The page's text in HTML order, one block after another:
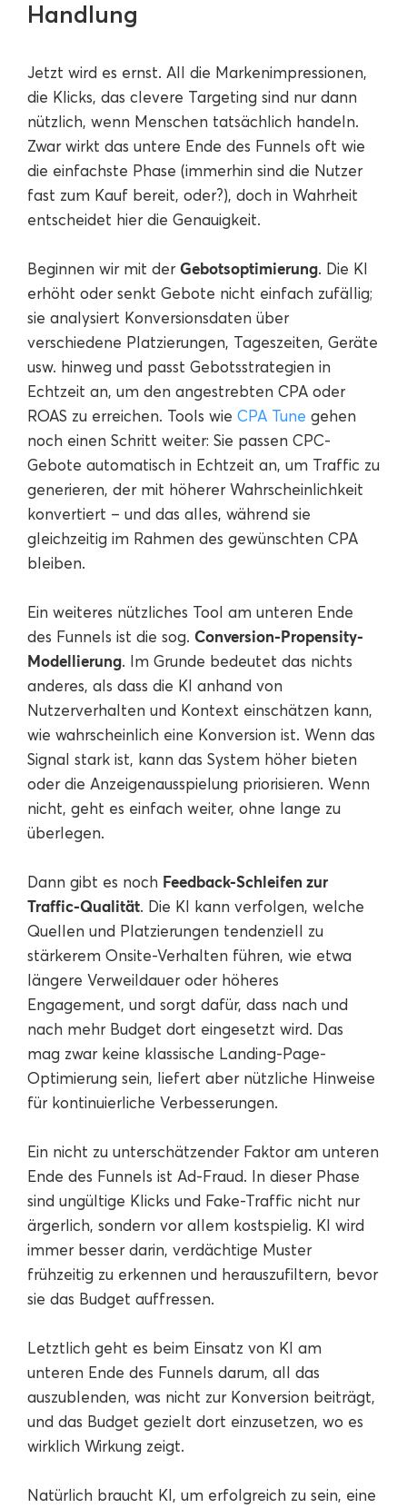
Handlung
Jetzt wird es ernst. All die Markenimpressionen,
die Klicks, das clevere Targeting sind nur dann
nützlich, wenn Menschen tatsächlich handeln.
Zwar wirkt das untere Ende des Funnels oft wie
die einfachste Phase (immerhin sind die Nutzer
fast zum Kauf bereit, oder?), doch in Wahrheit
entscheidet hier die Genauigkeit.
Beginnen wir mit derGebotsoptimierung. Die KI
erhöht oder senkt Gebote nicht einfach zufällig;
sie analysiert Konversionsdaten über
verschiedene Platzierungen, Tageszeiten, Geräte
usw. hinweg und passt Gebotsstrategien in
Echtzeit an, um den angestrebten CPA oder
ROAS zu erreichen. Tools wie CPA Tune gehen
noch einen Schritt weiter: Sie passen CPC-
Gebote automatisch in Echtzeit an, um Traffic zu
generieren, der mit höherer Wahrscheinlichkeit
konvertiert – und das alles, während sie
gleichzeitig im Rahmen des gewünschten CPA
bleiben.
Ein weiteres nützliches Tool am unteren Ende
des Funnels ist die sog. Conversion-Propensity-
Modellierung. Im Grunde bedeutet das nichts
anderes, als dass die KI anhand von
Nutzerverhalten und Kontext einschätzen kann,
wie wahrscheinlich eine Konversion ist. Wenn das
Signal stark ist, kann das System höher bieten
oder die Anzeigenausspielung priorisieren. Wenn
nicht, geht es einfach weiter, ohne lange zu
überlegen.
Dann gibt es noch Feedback-Schleifen zur
Traffic-Qualität. Die KI kann verfolgen, welche
Quellen und Platzierungen tendenziell zu
stärkerem Onsite-Verhalten führen, wie etwa
längere Verweildauer oder höheres
Engagement, und sorgt dafür, dass nach und
nach mehr Budget dort eingesetzt wird. Das
mag zwar keine klassische Landing-Page-
Optimierung sein, liefert aber nützliche Hinweise
für kontinuierliche Verbesserungen.
Ein nicht zu unterschätzender Faktor am unteren
Ende des Funnels ist Ad-Fraud. In dieser Phase
sind ungültige Klicks und Fake-Traffic nicht nur
ärgerlich, sondern vor allem kostspielig. KI wird
immer besser darin, verdächtige Muster
frühzeitig zu erkennen und herauszufiltern, bevor
sie das Budget auffressen.
Letztlich geht es beim Einsatz von KI am
unteren Ende des Funnels darum, all das
auszublenden, was nicht zur Konversion beiträgt,
und das Budget gezielt dort einzusetzen, wo es
wirklich Wirkung zeigt.
Natürlich braucht KI, um erfolgreich zu sein, eine